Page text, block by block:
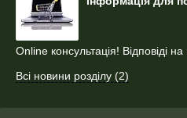
Оnline консультація! Відповіді на
Всі новини розділу (2)